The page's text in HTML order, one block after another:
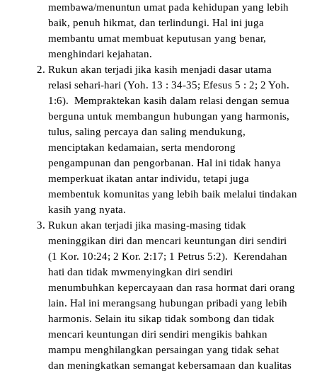
membawa/menuntun umat pada kehidupan yang lebih
baik, penuh hikmat, dan terlindungi. Hal ini juga
membantu umat membuat keputusan yang benar,
menghindari kejahatan.
Rukun akan terjadi jika kasih menjadi dasar utama
relasi sehari-hari (Yoh. 13 : 34-35; Efesus 5 : 2; 2 Yoh.
1:6). Mempraktekan kasih dalam relasi dengan semua
berguna untuk membangun hubungan yang harmonis,
tulus, saling percaya dan saling mendukung,
menciptakan kedamaian, serta mendorong
pengampunan dan pengorbanan. Hal ini tidak hanya
memperkuat ikatan antar individu, tetapi juga
membentuk komunitas yang lebih baik melalui tindakan
kasih yang nyata.
Rukun akan terjadi jika masing-masing tidak
meninggikan diri dan mencari keuntungan diri sendiri
(1 Kor. 10:24; 2 Kor. 2:17; 1 Petrus 5:2). Kerendahan
hati dan tidak mwmenyingkan diri sendiri
menumbuhkan kepercayaan dan rasa hormat dari orang
lain. Hal ini merangsang hubungan pribadi yang lebih
harmonis. Selain itu sikap tidak sombong dan tidak
mencari keuntungan diri sendiri mengikis bahkan
mampu menghilangkan persaingan yang tidak sehat
dan meningkatkan semangat kebersamaan dan kualitas